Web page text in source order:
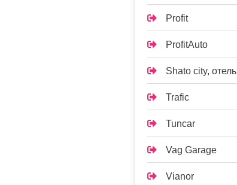
Profit
ProfitAuto
Shato city, отель
Trafic
Tuncar
Vag Garage
Vianor